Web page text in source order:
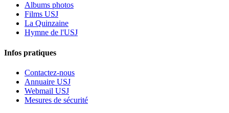
Albums photos
Films USJ
La Quinzaine
Hymne de l'USJ
Infos pratiques
Contactez-nous
Annuaire USJ
Webmail USJ
Mesures de sécurité